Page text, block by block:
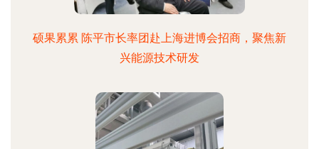
硕果累累 陈平市长率团赴上海进博会招商，聚焦新
兴能源技术研发